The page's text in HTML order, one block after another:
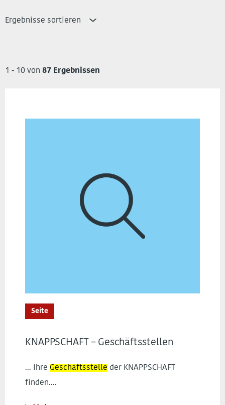
Ergebnisse sortieren
1 - 10 von 87 Ergebnissen
Seite
KNAPPSCHAFT – Geschäftsstellen
... Ihre Geschäftsstelle der KNAPPSCHAFT
finden....